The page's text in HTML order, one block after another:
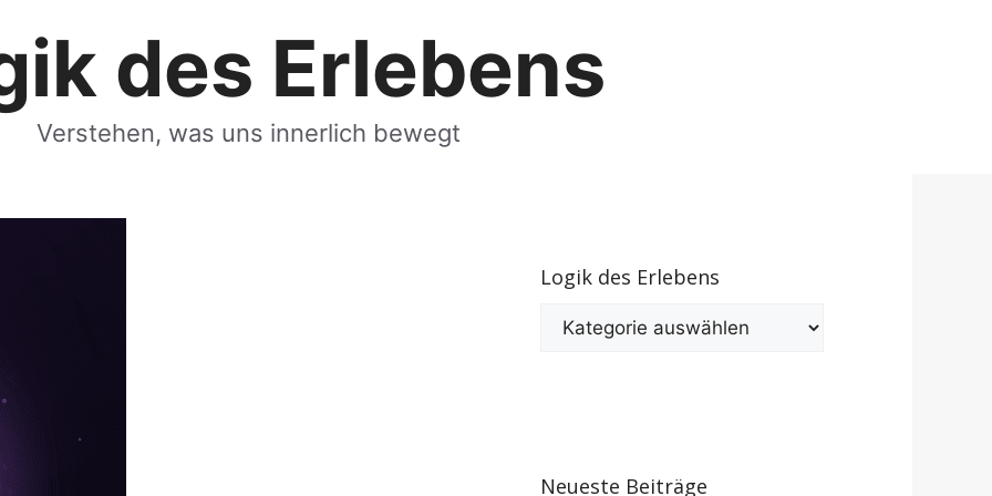
des Erlebens
Verstehen, was uns innerlich bewegt
Logik des Erlebens
Logik
Neueste Beiträge